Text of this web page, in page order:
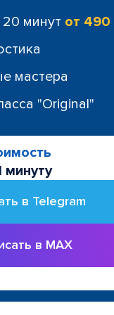
минут от
мастера
"Original"
минуту
в Telegram
в MAX